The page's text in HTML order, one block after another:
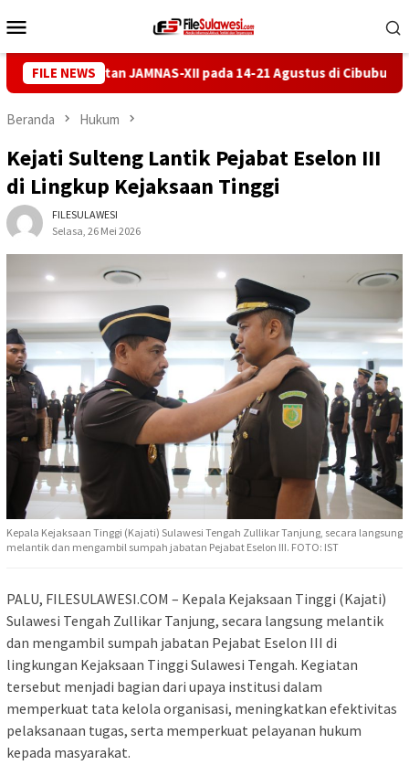
ke
Mobile
FILE NEWS
JAMNAS-XII pada 14-21 Agustus di Cibubur Lurah
Beranda Hukum
Kejati Sulteng Lantik Pejabat Eselon III
di Lingkup Kejaksaan Tinggi
FILESULAWESI
Selasa, 26 Mei 2026
Kepala Kejaksaan Tinggi (Kajati) Sulawesi Tengah Zullikar Tanjung, secara langsung
melantik dan mengambil sumpah jabatan Pejabat Eselon III. FOTO: IST
PALU, FILESULAWESI.COM – Kepala Kejaksaan Tinggi (Kajati)
Sulawesi Tengah Zullikar Tanjung, secara langsung melantik
dan mengambil sumpah jabatan Pejabat Eselon III di
lingkungan Kejaksaan Tinggi Sulawesi Tengah. Kegiatan
tersebut menjadi bagian dari upaya institusi dalam
memperkuat tata kelola organisasi, meningkatkan efektivitas
pelaksanaan tugas, serta memperkuat pelayanan hukum
kepada masyarakat.